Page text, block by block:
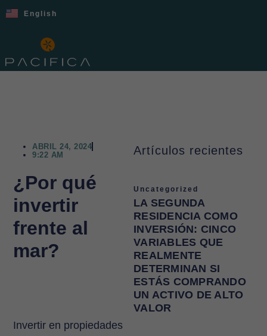
English
ABRIL 24, 2024
9:22 AM
¿Por qué
invertir
frente al
mar?
Invertir en propiedades
Artículos recientes
Uncategorized
LA SEGUNDA
RESIDENCIA COMO
INVERSIÓN: CINCO
VARIABLES QUE
REALMENTE
DETERMINAN SI
ESTÁS COMPRANDO
UN ACTIVO DE ALTO
VALOR